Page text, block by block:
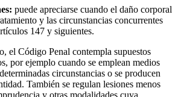
puede apreciarse cuando el daño corporal
y las circunstancias concurrentes
147 y siguientes.
el Código Penal contempla supuestos
por ejemplo cuando se emplean medios
circunstancias o se producen
También se regulan lesiones menos
y otras modalidades cuya